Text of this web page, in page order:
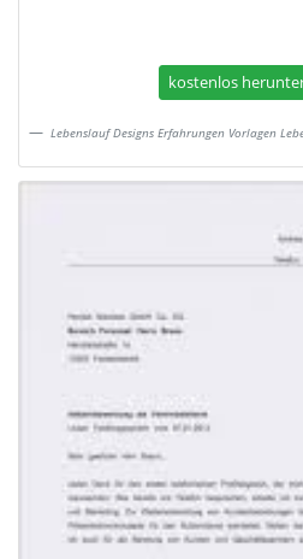
kostenlos
Lebenslauf Designs Erfahrungen Vorlagen